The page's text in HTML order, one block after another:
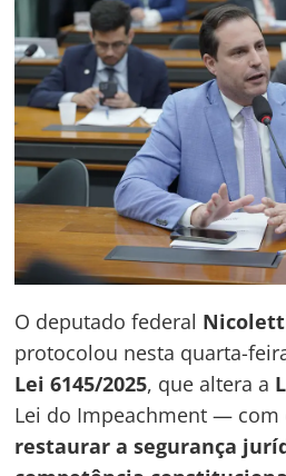
O deputado federal
protocolou nesta quarta-
Lei 6145/2025, que altera a
Lei do Impeachment — com
restaurar a segurança